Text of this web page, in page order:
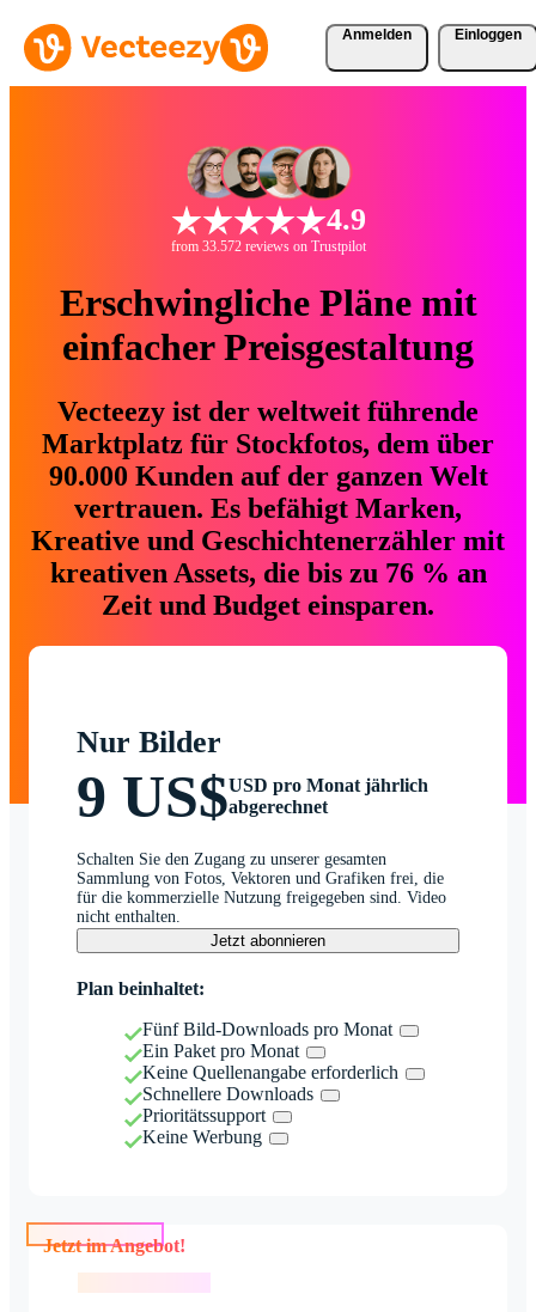
Anmelden Einloggen
4.9
from 33.572 reviews on Trustpilot
Erschwingliche Pläne mit
einfacher Preisgestaltung
Vecteezy ist der weltweit führende
Marktplatz für Stockfotos, dem über
90.000 Kunden auf der ganzen Welt
vertrauen. Es befähigt Marken,
Kreative und Geschichtenerzähler mit
kreativen Assets, die bis zu 76 % an
Zeit und Budget einsparen.
Nur Bilder
9 US$USD pro Monat jährlich
abgerechnet
Schalten Sie den Zugang zu unserer gesamten
Sammlung von Fotos, Vektoren und Grafiken frei, die
für die kommerzielle Nutzung freigegeben sind. Video
nicht enthalten.
Jetzt abonnieren
Plan beinhaltet:
Fünf Bild-Downloads pro Monat
Ein Paket pro Monat
Keine Quellenangabe erforderlich
Schnellere Downloads
Prioritätssupport
Keine Werbung
Jetzt im Angebot!